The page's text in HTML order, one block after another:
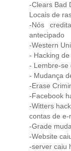
-Clears Bad
Locais de
-Nós
antecipado
-Western
- Hacking
- Lembre-se
- Mudança
-Erase
-Facebook
-Witters
contas de e-
-Grade
-Website
-server caiu